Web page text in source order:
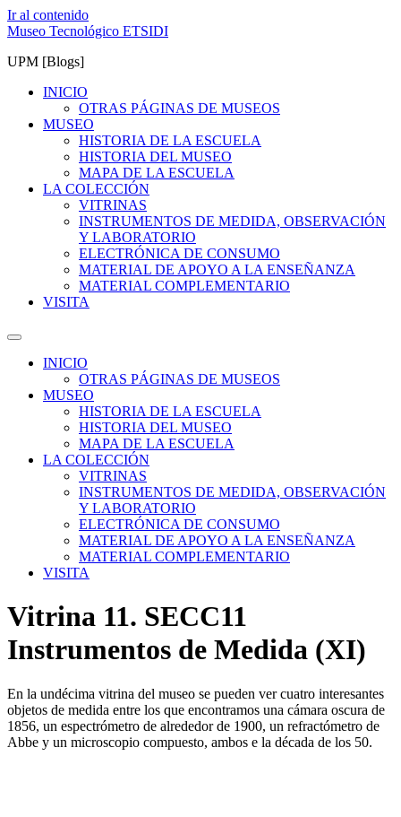
Ir al contenido
Museo Tecnológico ETSIDI
UPM [Blogs]
INICIO
OTRAS PÁGINAS DE MUSEOS
MUSEO
HISTORIA DE LA ESCUELA
HISTORIA DEL MUSEO
MAPA DE LA ESCUELA
LA COLECCIÓN
VITRINAS
INSTRUMENTOS DE MEDIDA, OBSERVACIÓN
Y LABORATORIO
ELECTRÓNICA DE CONSUMO
MATERIAL DE APOYO A LA ENSEÑANZA
MATERIAL COMPLEMENTARIO
VISITA
INICIO
OTRAS PÁGINAS DE MUSEOS
MUSEO
HISTORIA DE LA ESCUELA
HISTORIA DEL MUSEO
MAPA DE LA ESCUELA
LA COLECCIÓN
VITRINAS
INSTRUMENTOS DE MEDIDA, OBSERVACIÓN
Y LABORATORIO
ELECTRÓNICA DE CONSUMO
MATERIAL DE APOYO A LA ENSEÑANZA
MATERIAL COMPLEMENTARIO
VISITA
Vitrina 11. SECC11
Instrumentos de Medida (XI)
En la undécima vitrina del museo se pueden ver cuatro interesantes
objetos de medida entre los que encontramos una cámara oscura de
1856, un espectrómetro de alrededor de 1900, un refractómetro de
Abbe y un microscopio compuesto, ambos e la década de los 50.